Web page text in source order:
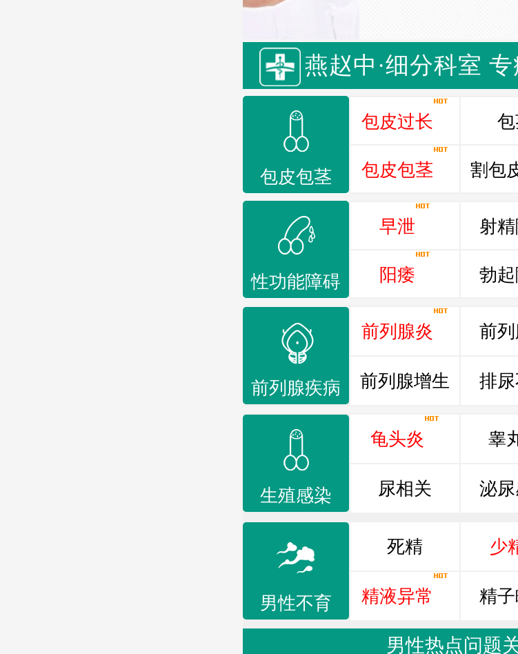
燕赵中·细分科室
包皮包茎
包皮过长
包皮包茎 割包
性功能障碍
早泄
阳痿
射
勃
前列腺疾病
前列腺炎 前
前列腺增生 排
生殖感染
龟头炎 睾
尿相关 泌
男性不育
死精 少
精液异常 精
男性热点问题